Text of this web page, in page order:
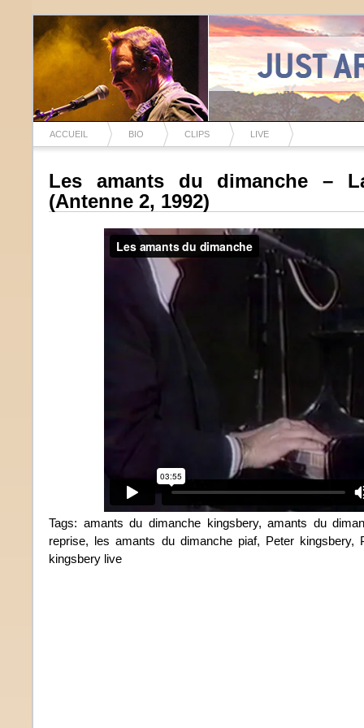
ACCUEIL BIO CLIPS LIVE
Les amants du dimanche –
(Antenne 2, 1992)
Tags: amants du dimanche kingsbery,amants du
reprise, les amants du dimanche piaf, Peter kingsbery,
kingsbery live